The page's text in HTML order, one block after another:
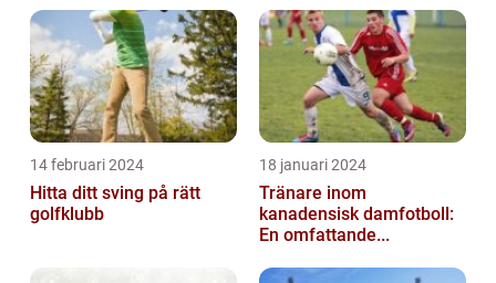
14 februari 2024
Hitta ditt sving på rätt
golfklubb
18 januari 2024
Tränare inom
kanadensisk damfotboll:
En omfattande...